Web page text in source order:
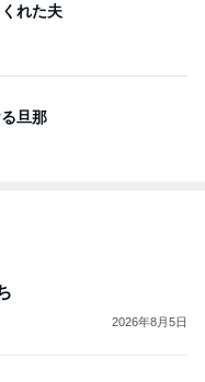
れた夫
旦那
2026年8月5日